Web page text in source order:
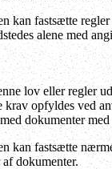
kan fastsætte
alene med
lov eller regler
krav opfyldes ved
dokumenter
kan fastsætte
dokumenter.